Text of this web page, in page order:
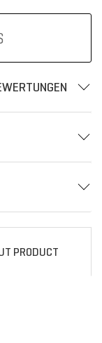
PRODUCT